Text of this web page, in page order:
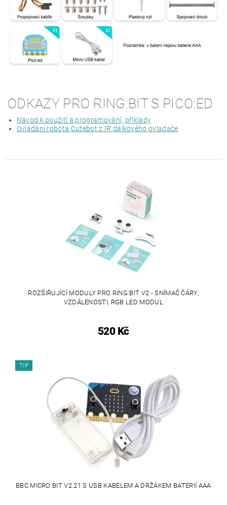
ODKAZY PRO RING:BIT S PICO:ED
Návod k použití a programování, příklady
Ovládání robota Cutebot z IR dálkového ovladače
ROZŠIŘUJÍCÍ MODULY PRO RING:BIT V2 - SNÍMAČ ČÁRY,
VZDÁLENOSTI, RGB LED MODUL
520 Kč
TIP
BBC MICRO:BIT V2.21 S USB KABELEM A DRŽÁKEM BATERIÍ AAA